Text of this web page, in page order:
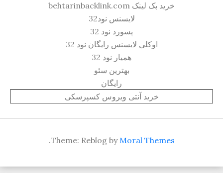
خرید بک لینک behtarinbacklink.com
لایسنس نود32
پسورد نود 32
اوکلی لایسنس رایگان نود 32
همیار نود 32
بهترین سئو
رایگان
خرید آنتی ویروس کسپرسکی
Theme: Reblog byMoral Themes
.